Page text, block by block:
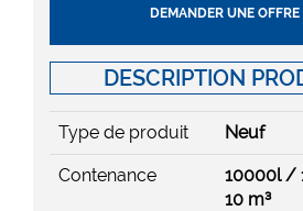
DEMANDER UNE OFFRE
DESCRIPTION
Type de produit Neuf
Contenance
10000l /
10 m³